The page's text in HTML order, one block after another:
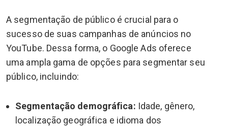
A segmentação de público é crucial para o
sucesso de suas campanhas de anúncios no
YouTube. Dessa forma, o Google Ads oferece
uma ampla gama de opções para segmentar seu
público, incluindo:
Segmentação demográfica: Idade, gênero,
localização geográfica e idioma dos